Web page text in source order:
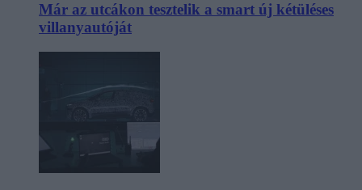
Már az utcákon tesztelik a smart új kétüléses
villanyautóját